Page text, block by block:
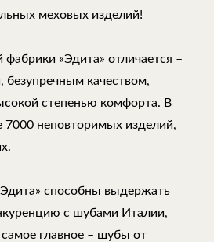
меховых изделий!
«Эдита» отличается –
качеством,
степенью комфорта. В
7000 неповторимых изделий,
способны выдержать
с шубами Италии,
главное – шубы от